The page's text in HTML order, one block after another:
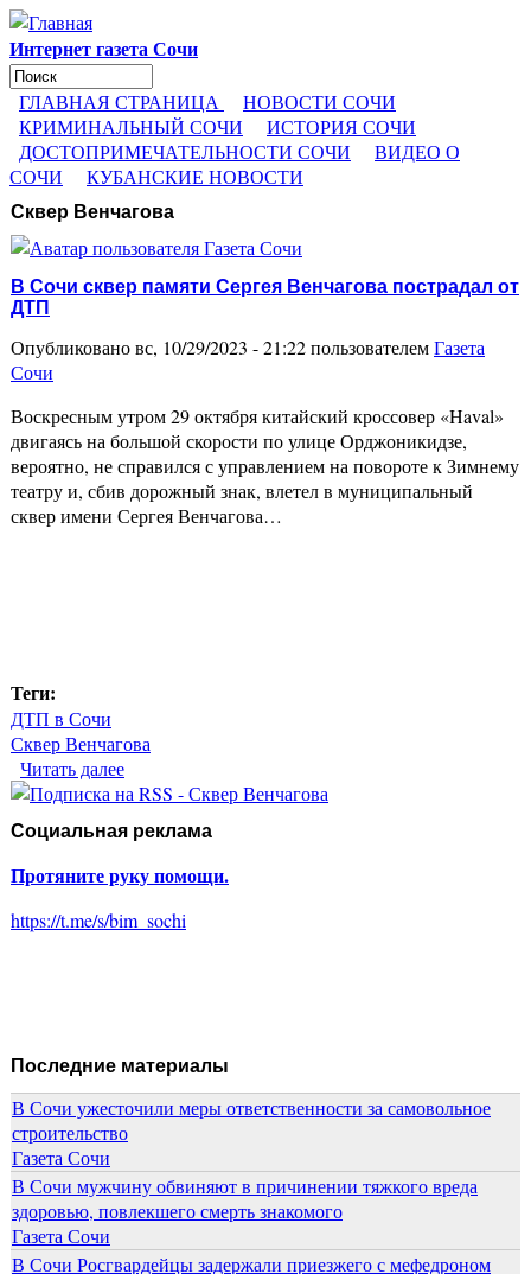
Перейти к основному содержанию
Интернет газета Сочи
Форма поиска
Поиск
ГЛАВНАЯ СТРАНИЦА
НОВОСТИ СОЧИ
КРИМИНАЛЬНЫЙ СОЧИ
ИСТОРИЯ СОЧИ
ДОСТОПРИМЕЧАТЕЛЬНОСТИ СОЧИ
ВИДЕО О
СОЧИ
КУБАНСКИЕ НОВОСТИ
Сквер Венчагова
В Сочи сквер памяти Сергея Венчагова пострадал от
ДТП
Опубликовано вс, 10/29/2023 - 21:22 пользователемГазета
Сочи
Воскресным утром 29 октября китайский кроссовер «Haval»
двигаясь на большой скорости по улице Орджоникидзе,
вероятно, не справился с управлением на повороте к Зимнему
театру и, сбив дорожный знак, влетел в муниципальный
сквер имени Сергея Венчагова…
Теги:
ДТП в Сочи
Сквер Венчагова
Читать далее
пострадал от ДТП
Социальная реклама
Протяните руку помощи.
https://t.me/s/bim_sochi
Последние материалы
В Сочи ужесточили меры ответственности за самовольное
строительство
Газета Сочи
В Сочи мужчину обвиняют в причинении тяжкого вреда
здоровью, повлекшего смерть знакомого
Газета Сочи
В Сочи Росгвардейцы задержали приезжего с мефедроном